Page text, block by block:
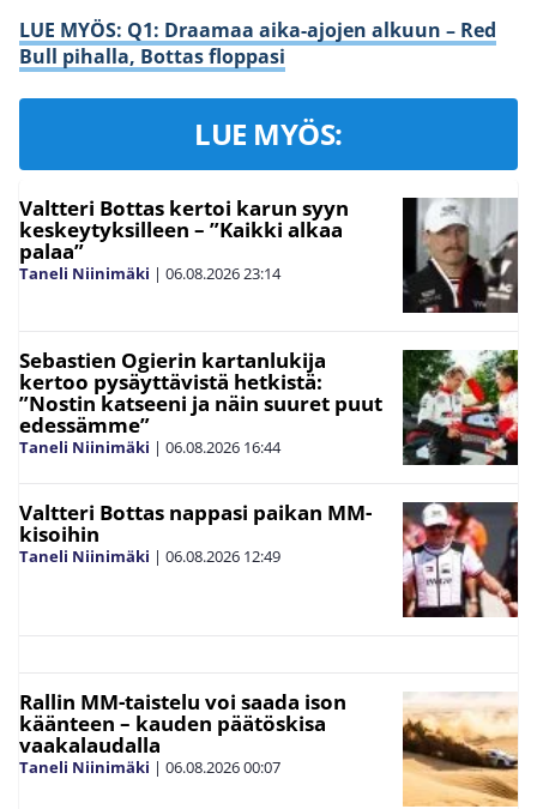
LUE MYÖS: Q1: Draamaa aika-ajojen alkuun – Red
Bull pihalla, Bottas floppasi
LUE MYÖS:
Valtteri Bottas kertoi karun syyn
keskeytyksilleen – ”Kaikki alkaa
palaa”
Taneli Niinimäki | 06.08.202623:14
Sebastien Ogierin kartanlukija
kertoo pysäyttävistä hetkistä:
”Nostin katseeni ja näin suuret puut
edessämme”
Taneli Niinimäki | 06.08.2026 16:44
Valtteri Bottas nappasi paikan MM-
kisoihin
Taneli Niinimäki | 06.08.2026 12:49
Rallin MM-taistelu voi saada ison
käänteen – kauden päätöskisa
vaakalaudalla
Taneli Niinimäki | 06.08.202600:07